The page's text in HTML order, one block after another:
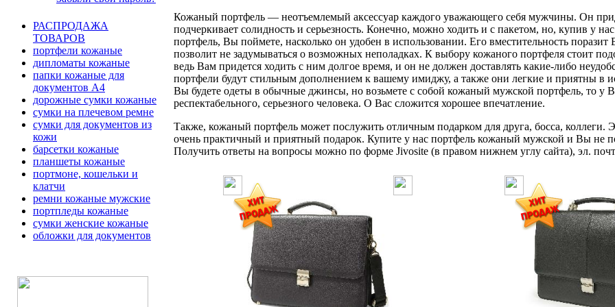
РАСПРОДАЖА
ТОВАРОВ
портфели кожаные
дипломаты кожаные
папки кожаные для
документов А4
дорожные сумки кожаные
сумки на плечевом ремне
сумки для документов из
кожи
барсетки кожаные
планшеты кожаные
портмоне, кошельки и
клатчи
ремни кожаные мужские
портпледы кожаные
сумки женские кожаные
обложки для документов
Кожаный портфель — неотъемлемый аксессуар каждого уважающего себя мужчины. Он
подчеркивает солидность и серьезность. Конечно, можно ходить и с пакетом, но, купив у
портфель, Вы поймете, насколько он удобен в использовании. Его вместительность поразит
позволит не задумываться о возможных неполадках. К выбору кожаного портфеля стоит
ведь Вам придется ходить с ним долгое время, и он не должен доставлять какие-либо
портфели будут стильным дополнением к вашему имиджу, а также они легкие и приятны в
Вы будете одеты в обычные джинсы, но возьмете с собой кожаный мужской портфель, то у
респектабельного, серьезного человека. О Вас сложится хорошее впечатление.
Также, кожаный портфель может послужить отличным подарком для друга, босса, коллеги.
очень практичный и приятный подарок. Купите у нас портфель кожаный мужской и Вы не
Получить ответы на вопросы можно по форме Jivosite (в правом нижнем углу сайта), эл.